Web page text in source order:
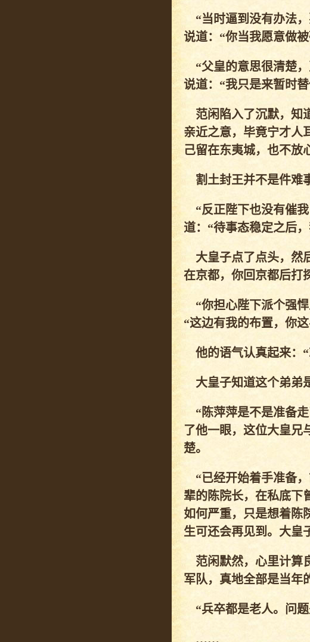
“当时逼到没有办法，
说道：“你当我愿意做
“父皇的意思很清楚
说道：“我只是来暂时
范闲陷入了沉默，知
亲近之意，毕竟宁才人
己留在东夷城，也不放
割土封王并不是件难
“反正陛下也没有催
道：“待事态稳定之后
大皇子点了点头，然
在京都，你回京都后打
“你担心陛下派个强悍
“这边有我的布置，你
他的语气认真起来：
大皇子知道这个弟弟
“陈萍萍是不是准备
了他一眼，这位大皇兄
楚。
“已经开始着手准备，
辈的陈院长，在私底下
如何严重，只是想着陈
生可还会再见到。大皇
范闲默然，心里计算
军队，真地全部是当年
“兵卒都是老人。问题
……